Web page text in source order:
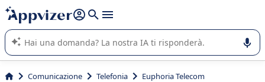
righe con
shift + enter
L'IA di Appvizer vi guida nell'utilizzo o nella scelta di un
software SaaS per la vostra azienda.
Comunicazione Telefonia Euphoria Telecom